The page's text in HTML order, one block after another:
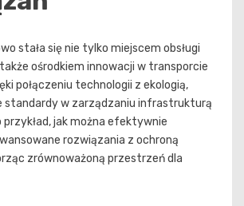
stała się nie tylko miejscem obsługi
ośrodkiem innowacji w transporcie
połączeniu technologii z ekologią,
standardy w zarządzaniu infrastrukturą
jak można efektywnie
rozwiązania z ochroną
zrównoważoną przestrzeń dla